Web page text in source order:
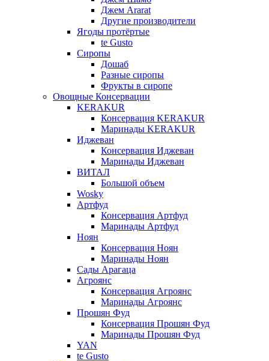
Джем Ararat
Другие производители
Ягоды протёртые
te Gusto
Сиропы
Дошаб
Разные сиропы
Фрукты в сиропе
Овощные Консервации
KERAKUR
Консервация KERAKUR
Маринады KERAKUR
Иджеван
Консервация Иджеван
Маринады Иджеван
ВИТАЛ
Большой объем
Wosky
Артфуд
Консервация Артфуд
Маринады Артфуд
Ноян
Консервация Ноян
Маринады Ноян
Сады Арагаца
Агроянс
Консервация Агроянс
Маринады Агроянс
Прошян Фуд
Консервация Прошян Фуд
Маринады Прошян Фуд
YAN
te Gusto